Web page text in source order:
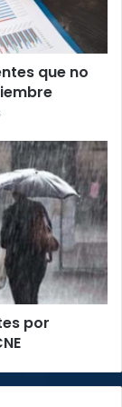
que no
por